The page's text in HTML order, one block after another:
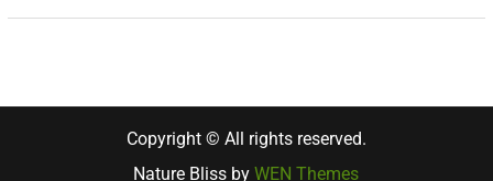
Copyright © All rights reserved.
Nature Bliss byWEN Themes